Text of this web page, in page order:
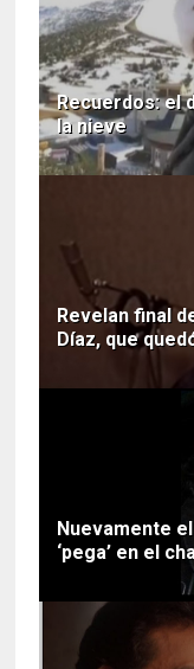
Recuerdos: el
la nieve
Revelan final
Díaz, que
Nuevamente
‘pega’ en el